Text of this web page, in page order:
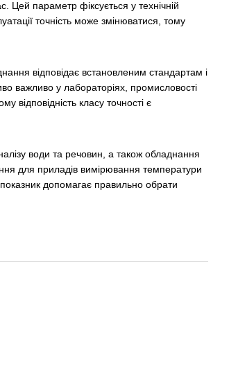
Цей параметр фіксується у технічній
точність може змінюватися, тому
відповідає встановленим стандартам і
важливо у лабораторіях, промисловості
відповідність класу точності є
води та речовин, а також обладнання
для приладів вимірювання температури
допомагає правильно обрати